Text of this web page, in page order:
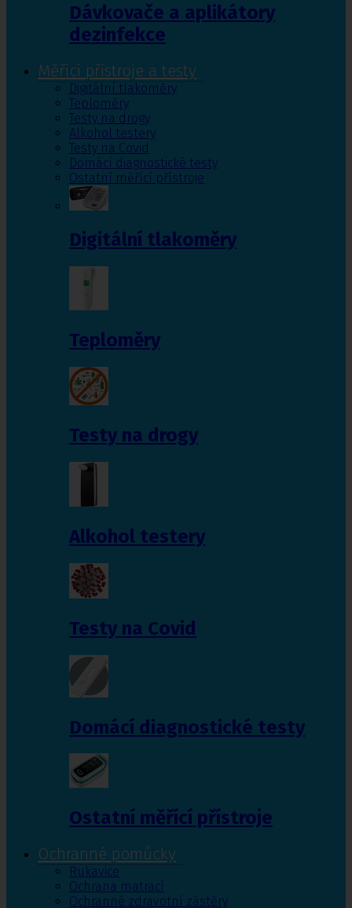
Dávkovače a aplikátory
dezinfekce
Měřící přístroje a testy
Digitální tlakoměry
Teploměry
Testy na drogy
Alkohol testery
Testy na Covid
Domácí diagnostické testy
Ostatní měřící přístroje
Digitální tlakoměry
Teploměry
Testy na drogy
Alkohol testery
Testy na Covid
Domácí diagnostické testy
Ostatní měřící přístroje
Ochranné pomůcky
Rukavice
Ochrana matrací
Ochranné zdravotní zástěry